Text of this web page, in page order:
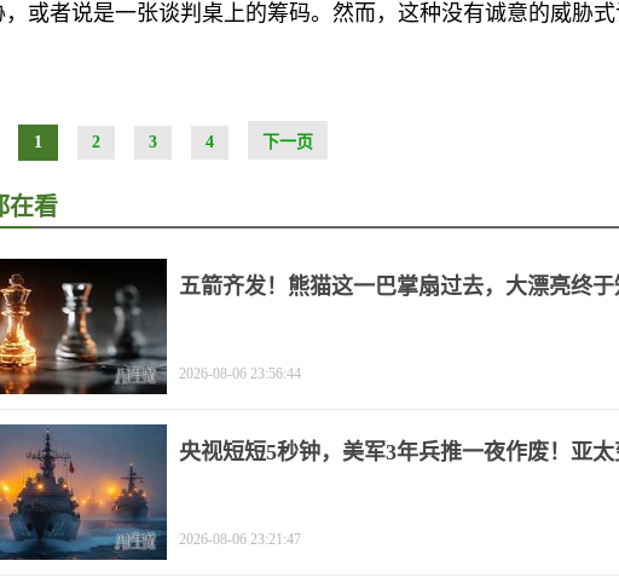
或者说是一张谈判桌上的筹码。然而，这种没有诚意的威胁式
1 2 3 4 下一页
在看
五箭齐发！熊猫这一巴掌扇过去，大漂亮终于
2026-08-06 23:56:44
央视短短5秒钟，美军3年兵推一夜作废！亚太
2026-08-06 23:21:47